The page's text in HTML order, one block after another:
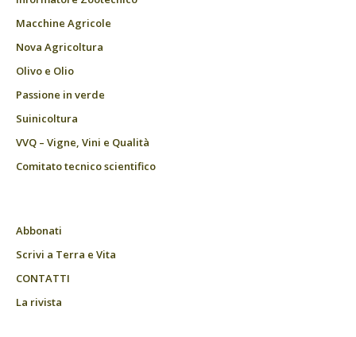
Macchine Agricole
Nova Agricoltura
Olivo e Olio
Passione in verde
Suinicoltura
VVQ – Vigne, Vini e Qualità
Comitato tecnico scientifico
Abbonati
Scrivi a Terra e Vita
CONTATTI
La rivista